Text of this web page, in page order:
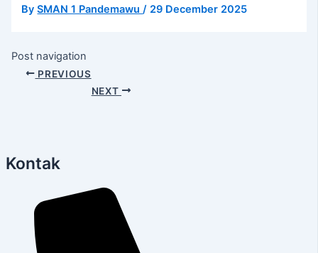
BySMAN 1 Pandemawu / 29 December 2025
Post navigation
PREVIOUS
NEXT
Kontak